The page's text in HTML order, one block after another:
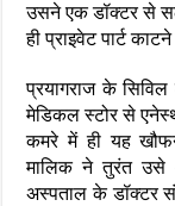
उसने एक डॉक्टर से
ही प्राइवेट पार्ट
प्रयागराज के
मेडिकल स्टोर से
कमरे में ही यह
मालिक ने तुरंत उसे
अस्पताल के डॉक्टर